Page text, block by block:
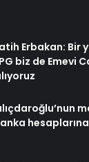
Erbakan: Bir
biz de Emevi